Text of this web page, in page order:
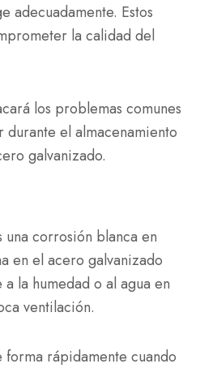
adecuadamente. Estos
la calidad del
los problemas comunes
el almacenamiento
galvanizado.
una corrosión blanca en
en el acero galvanizado
la humedad o al agua en
ventilación.
forma rápidamente cuando